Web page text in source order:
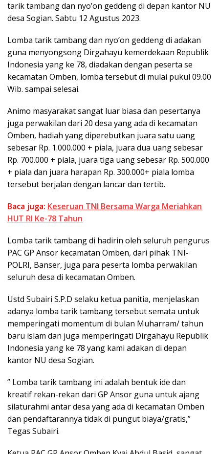
tarik tambang dan nyo’on geddeng di depan kantor NU
desa Sogian. Sabtu 12 Agustus 2023.
Lomba tarik tambang dan nyo’on geddeng di adakan
guna menyongsong Dirgahayu kemerdekaan Republik
Indonesia yang ke 78, diadakan dengan peserta se
kecamatan Omben, lomba tersebut di mulai pukul 09.00
Wib. sampai selesai.
Animo masyarakat sangat luar biasa dan pesertanya
juga perwakilan dari 20 desa yang ada di kecamatan
Omben, hadiah yang diperebutkan juara satu uang
sebesar Rp. 1.000.000 + piala, juara dua uang sebesar
Rp. 700.000 + piala, juara tiga uang sebesar Rp. 500.000
+ piala dan juara harapan Rp. 300.000+ piala lomba
tersebut berjalan dengan lancar dan tertib.
Baca juga: Keseruan TNI Bersama Warga Meriahkan
HUT RI Ke-78 Tahun
Lomba tarik tambang di hadirin oleh seluruh pengurus
PAC GP Ansor kecamatan Omben, dari pihak TNI-
POLRI, Banser, juga para peserta lomba perwakilan
seluruh desa di kecamatan Omben.
Ustd Subairi S.P.D selaku ketua panitia, menjelaskan
adanya lomba tarik tambang tersebut semata untuk
memperingati momentum di bulan Muharram/ tahun
baru islam dan juga memperingati Dirgahayu Republik
Indonesia yang ke 78 yang kami adakan di depan
kantor NU desa Sogian.
” Lomba tarik tambang ini adalah bentuk ide dan
kreatif rekan-rekan dari GP Ansor guna untuk ajang
silaturahmi antar desa yang ada di kecamatan Omben
dan pendaftarannya tidak di pungut biaya/gratis,”
Tegas Subairi.